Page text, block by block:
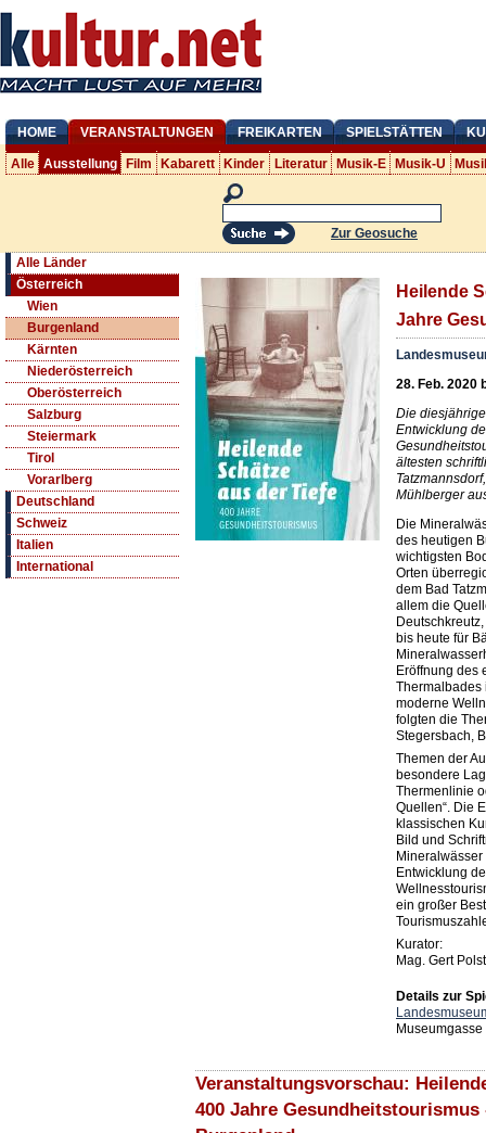
HOME VERANSTALTUNGEN FREIKARTEN SPIELSTÄTTEN
Alle Ausstellung Film Kabarett Kinder Literatur Musik-E Musik-U
Zur Geosuche
Alle Länder
Österreich
Wien
Burgenland
Kärnten
Niederösterreich
Oberösterreich
Salzburg
Steiermark
Tirol
Vorarlberg
Deutschland
Schweiz
Italien
International
Heilende
Jahre
28. Feb. 2020
Die
Entwicklung
ältesten
Mühlberger
Die
des heutigen
wichtigsten
Orten
dem Bad
allem die
bis heute für
Eröffnung des
Thermalbades
moderne
folgten die
Stegersbach,
Themen der
besondere
Thermenlinie
Quellen“. Die
klassischen
Bild und
Entwicklung
ein großer
Kurator:
Mag. Gert
Details zur
Veranstaltungsvorschau:
400 Jahre Gesundheitstourismus